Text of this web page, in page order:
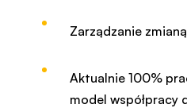
Zarządzanie
Aktualnie 100%
model współpracy